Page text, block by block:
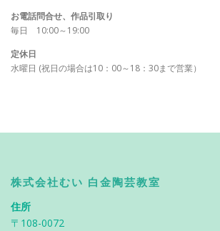
お電話問合せ、作品引取り
毎日 10:00～19:00
定休日
水曜日 (祝日の場合は10：00～18：30まで営業）
株式会社むい 白金陶芸教室
住所
〒108-0072